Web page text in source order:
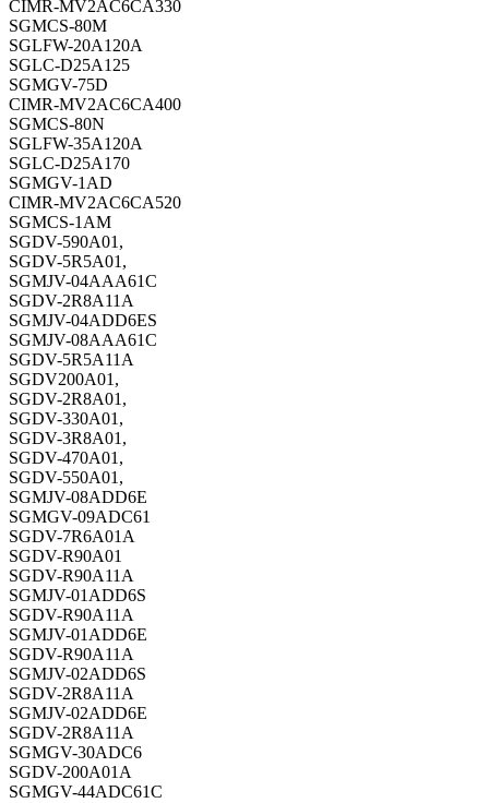
CIMR-MV2AC6CA330
SGMCS-80M
SGLFW-20A120A
SGLC-D25A125
SGMGV-75D
CIMR-MV2AC6CA400
SGMCS-80N
SGLFW-35A120A
SGLC-D25A170
SGMGV-1AD
CIMR-MV2AC6CA520
SGMCS-1AM
SGDV-590A01,
SGDV-5R5A01,
SGMJV-04AAA61C
SGDV-2R8A11A
SGMJV-04ADD6ES
SGMJV-08AAA61C
SGDV-5R5A11A
SGDV200A01,
SGDV-2R8A01,
SGDV-330A01,
SGDV-3R8A01,
SGDV-470A01,
SGDV-550A01,
SGMJV-08ADD6E
SGMGV-09ADC61
SGDV-7R6A01A
SGDV-R90A01
SGDV-R90A11A
SGMJV-01ADD6S
SGDV-R90A11A
SGMJV-01ADD6E
SGDV-R90A11A
SGMJV-02ADD6S
SGDV-2R8A11A
SGMJV-02ADD6E
SGDV-2R8A11A
SGMGV-30ADC6
SGDV-200A01A
SGMGV-44ADC61C